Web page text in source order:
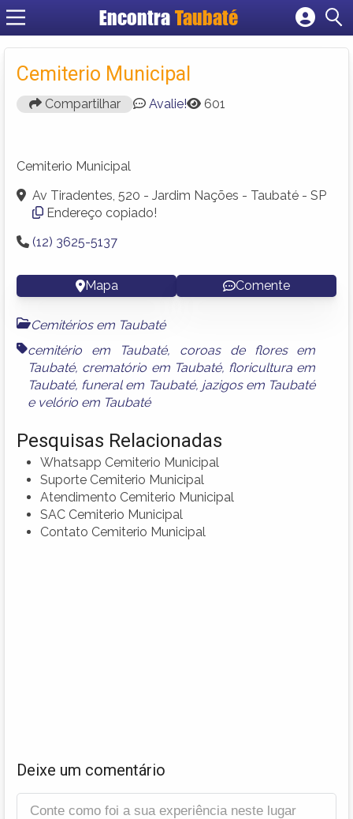
EncontraTaubaté
Cadastrar empresa
Criar conta
Cemiterio Municipal
Compartilhar Avalie! 601
Cemiterio Municipal
Av Tiradentes, 520 - Jardim Nações - Taubaté - SP
Endereço copiado!
(12) 3625-5137
Mapa Comente
Cemitérios em Taubaté
cemitério em Taubaté, coroas de flores em
Taubaté, crematório em Taubaté, floricultura em
Taubaté, funeral em Taubaté, jazigos em Taubaté
e velório em Taubaté
Pesquisas Relacionadas
Whatsapp Cemiterio Municipal
Suporte Cemiterio Municipal
Atendimento Cemiterio Municipal
SAC Cemiterio Municipal
Contato Cemiterio Municipal
Deixe um comentário